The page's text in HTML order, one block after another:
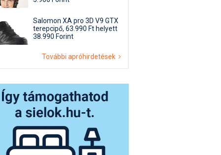
Salomon XA pro 3D V9 GTX
terepcipő, 63.990 Ft helyett
38.990 Forint
További apróhirdetések